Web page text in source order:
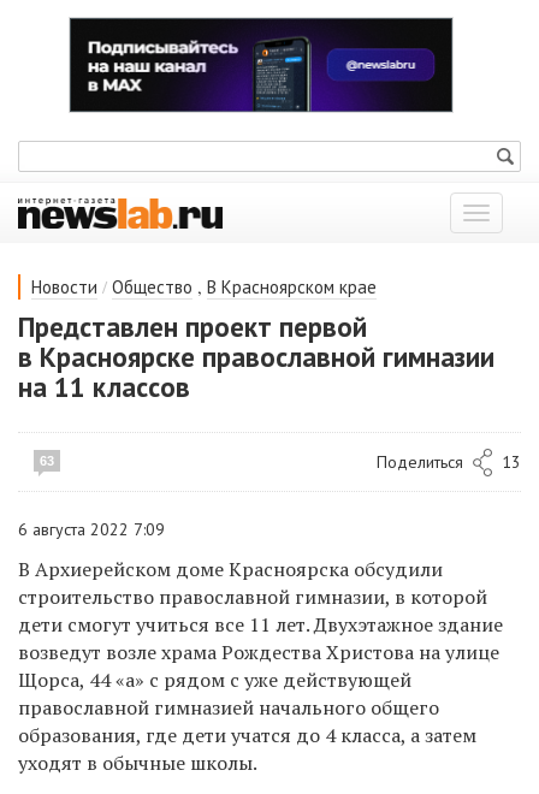
Показать
меню
Новости / Общество , В Красноярском крае
Представлен проект первой
в Красноярске православной гимназии
на 11 классов
63 Поделиться 13
6 августа 2022 7:09
В Архиерейском доме Красноярска обсудили
строительство православной гимназии, в которой
дети смогут учиться все 11 лет. Двухэтажное здание
возведут возле храма Рождества Христова на улице
Щорса, 44 «а» с рядом с уже действующей
православной гимназией начального общего
образования, где дети учатся до 4 класса, а затем
уходят в обычные школы.